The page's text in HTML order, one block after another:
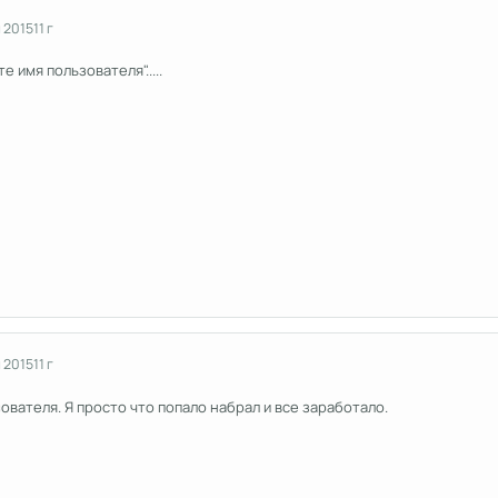
11 г
имя пользователя".....
11 г
Я просто что попало набрал и все заработало.